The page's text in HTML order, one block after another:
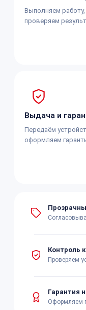
Выполняем
проверяем
Выдача и
Передаём
оформляем
Контроль
Проверяем
Гарантия
Оформляем